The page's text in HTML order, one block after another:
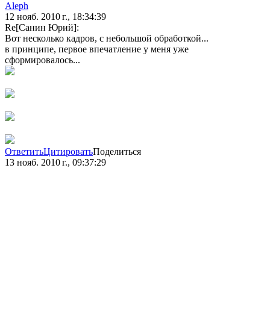
Aleph
12 нояб. 2010 г., 18:34:39
Re[Санин Юрий]:
Вот несколько кадров, с небольшой обработкой...
в принципе, первое впечатление у меня уже
сформировалось...
ОтветитьЦитироватьПоделиться
13 нояб. 2010 г., 09:37:29